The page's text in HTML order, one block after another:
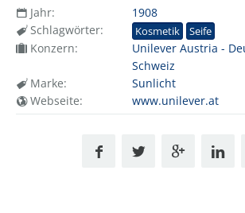
Jahr:
1908
Schlagwörter:
Kosmetik Seife
Konzern:
Unilever Austria -
Schweiz
Marke:
Sunlicht
Webseite:
www.unilever.at